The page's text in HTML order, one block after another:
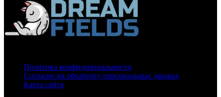
Политика конфиденциальности
Согласие на обработку персональных данных
Карта сайта